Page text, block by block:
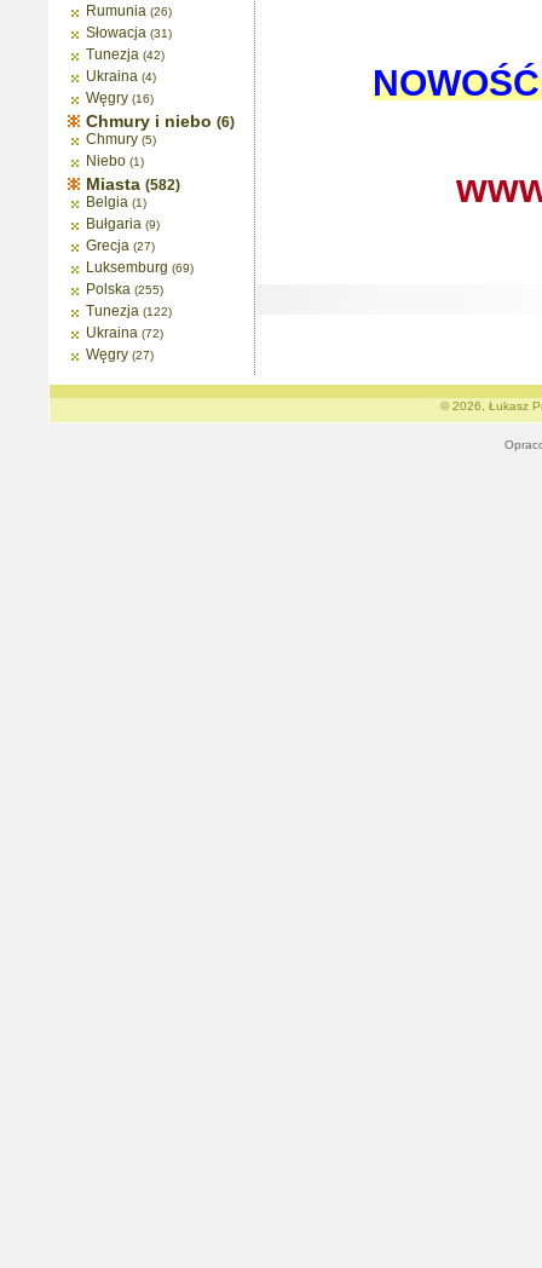
Rumunia (26)
Słowacja (31)
Tunezja (42)
Ukraina (4)
Węgry (16)
Chmury i niebo (6)
Chmury (5)
Niebo (1)
Miasta (582)
Belgia (1)
Bułgaria (9)
Grecja (27)
Luksemburg (69)
Polska (255)
Tunezja (122)
Ukraina (72)
Węgry (27)
© 2026, Łukasz